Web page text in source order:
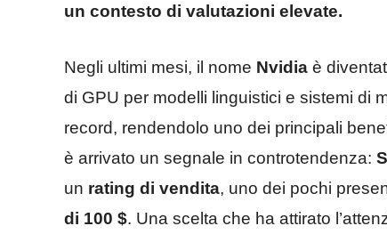
un contesto di valutazioni elevate.
Negli ultimi mesi, il nome Nvidia è
di GPU per modelli linguistici e sistemi di
record, rendendolo uno dei principali
è arrivato un segnale in controtendenza:
un rating di vendita, uno dei pochi
di 100 $. Una scelta che ha attirato